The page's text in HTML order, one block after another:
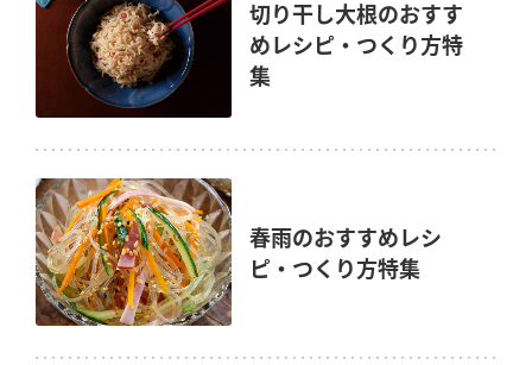
切り干し大根のおすす
めレシピ・つくり方特
集
春雨のおすすめレシ
ピ・つくり方特集